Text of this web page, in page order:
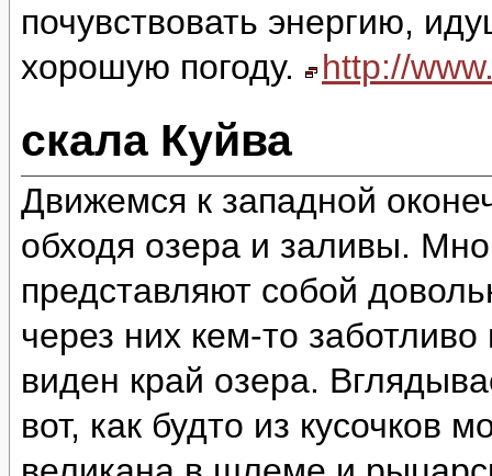
почувствовать энергию,
хорошую погоду.
http://
скала Куйва
Движемся к западной
обходя озера и заливы.
представляют собой
через них кем-то
виден край озера.
вот, как будто из кусочков